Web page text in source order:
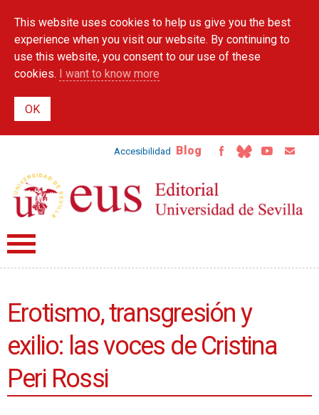
main
content
This website uses cookies to help us give you the best
experience when you visit our website. By continuing to
use this website, you consent to our use of these
cookies. I want to know more
Accesibilidad Blog
Erotismo, transgresión y
exilio: las voces de Cristina
Peri Rossi